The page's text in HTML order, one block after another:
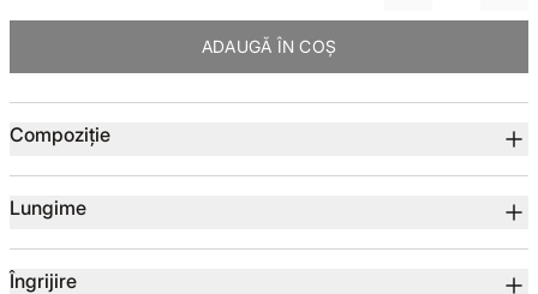
ADAUGĂ ÎN COȘ
Compoziție
Lungime
Îngrijire